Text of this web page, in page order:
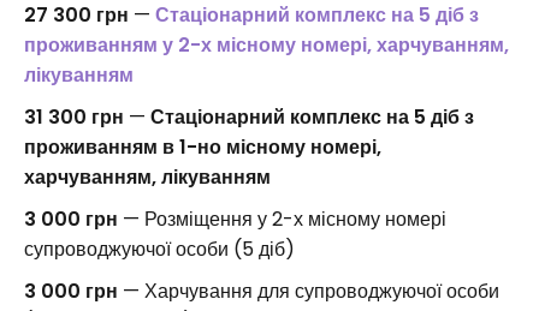
27 300 грн — Стаціонарний комплекс на 5 діб з
проживанням у 2-х місному номері, харчуванням,
лікуванням
31 300 грн — Стаціонарний комплекс на 5 діб з
проживанням в 1-но місному номері,
харчуванням, лікуванням
3 000 грн — Розміщення у 2-х місному номері
супроводжуючої особи (5 діб)
3 000 грн — Харчування для супроводжуючої особи